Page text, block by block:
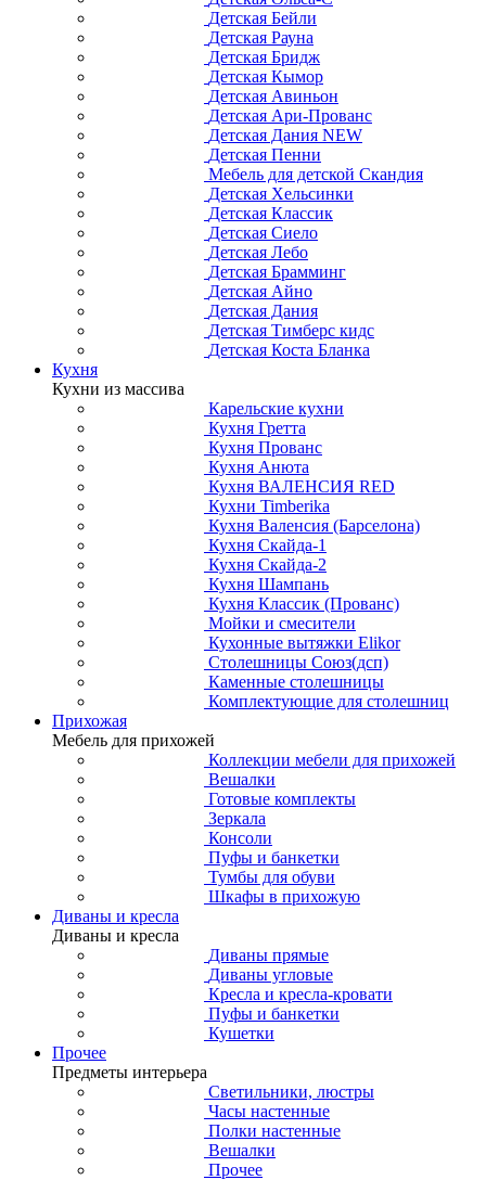
Детская Бейли
Детская Рауна
Детская Бридж
Детская Кымор
Детская Авиньон
Детская Ари-Прованс
Детская Дания NEW
Детская Пенни
Мебель для детской Скандия
Детская Хельсинки
Детская Классик
Детская Сиело
Детская Лебо
Детская Брамминг
Детская Айно
Детская Дания
Детская Тимберс кидс
Детская Коста Бланка
Кухня
Кухни из массива
Карельские кухни
Кухня Гретта
Кухня Прованс
Кухня Анюта
Кухня ВАЛЕНСИЯ RED
Кухни Timberika
Кухня Валенсия (Барселона)
Кухня Скайда-1
Кухня Скайда-2
Кухня Шампань
Кухня Классик (Прованс)
Мойки и смесители
Кухонные вытяжки Elikor
Столешницы Союз(дсп)
Каменные столешницы
Комплектующие для столешниц
Прихожая
Мебель для прихожей
Коллекции мебели для прихожей
Вешалки
Готовые комплекты
Зеркала
Консоли
Пуфы и банкетки
Тумбы для обуви
Шкафы в прихожую
Диваны и кресла
Диваны и кресла
Диваны прямые
Диваны угловые
Кресла и кресла-кровати
Пуфы и банкетки
Кушетки
Прочее
Предметы интерьера
Светильники, люстры
Часы настенные
Полки настенные
Вешалки
Прочее